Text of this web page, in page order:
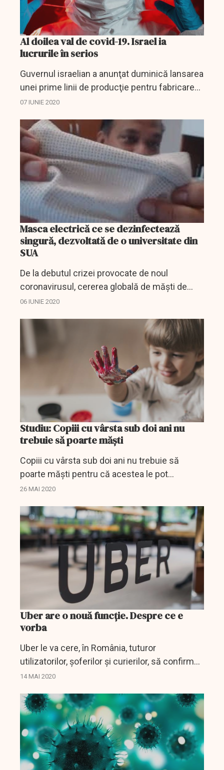
Al doilea val de covid-19. Israel ia
lucrurile în serios
Guvernul israelian a anunţat duminică lansarea
unei prime linii de producţie pentru fabricarea
a două milioane de măşti pentru a se pregăti
noul...
07 IUNIE 2020
Masca electrică ce se dezinfectează
singură, dezvoltată de o universitate din
SUA
De la debutul crizei provocate de noul
coronavirusul, cererea globală de măști de
protecție a crescut. În multe centre urbane,
măsurile de...
06 IUNIE 2020
Studiu: Copiii cu vârsta sub doi ani nu
trebuie să poarte măşti
Copiii cu vârsta sub doi ani nu trebuie să
poarte măşti pentru că acestea le pot
îngreuna respiraţia şi cresc riscul de sufocare,
lansând un...
26 MAI 2020
Uber are o nouă funcție. Despre ce e
vorba
Uber le va cere, în România, tuturor
utilizatorilor, şoferilor şi curierilor, să confirme
faptul că poartă o mască de protecţie sau că
14 MAI 2020